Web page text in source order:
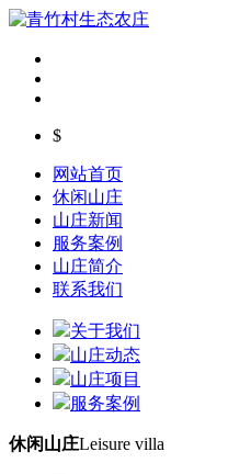
$
网站首页
休闲山庄
山庄新闻
服务案例
山庄简介
联系我们
关于我们
山庄动态
山庄项目
服务案例
休闲山庄Leisure villa